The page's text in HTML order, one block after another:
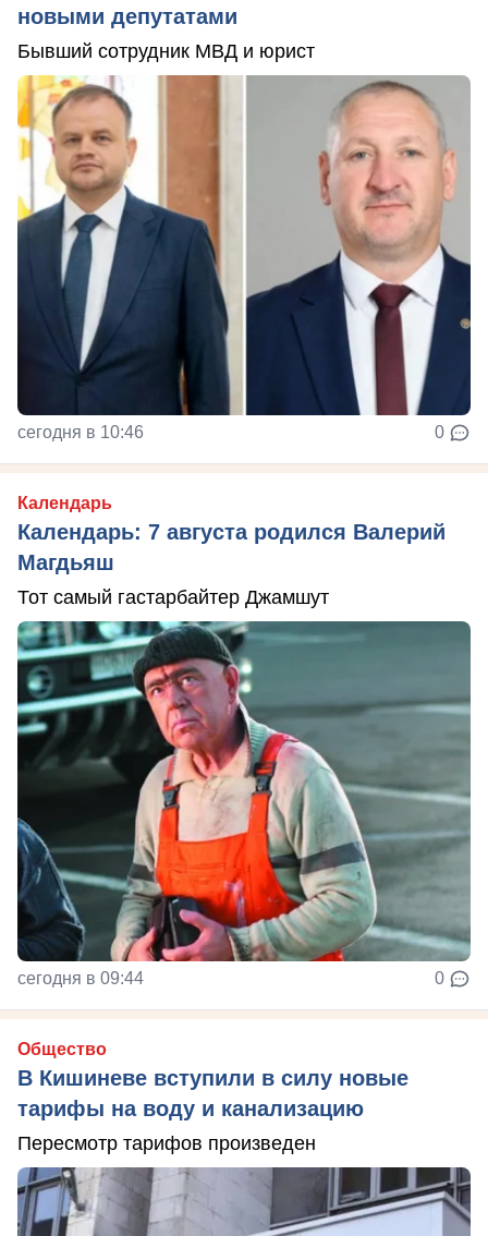
новыми депутатами
Бывший сотрудник МВД и юрист
сегодня в 10:46 0
Календарь
Календарь: 7 августа родился Валерий
Магдьяш
Тот самый гастарбайтер Джамшут
сегодня в 09:44 0
Общество
В Кишиневе вступили в силу новые
тарифы на воду и канализацию
Пересмотр тарифов произведен